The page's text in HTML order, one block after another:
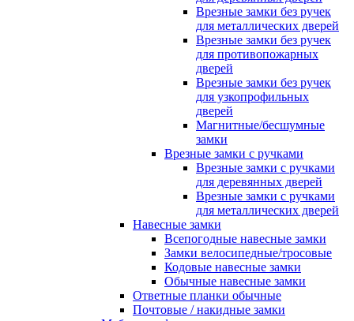
Врезные замки без ручек
для металлических дверей
Врезные замки без ручек
для противопожарных
дверей
Врезные замки без ручек
для узкопрофильных
дверей
Магнитные/бесшумные
замки
Врезные замки с ручками
Врезные замки с ручками
для деревянных дверей
Врезные замки с ручками
для металлических дверей
Навесные замки
Всепогодные навесные замки
Замки велосипедные/тросовые
Кодовые навесные замки
Обычные навесные замки
Ответные планки обычные
Почтовые / накидные замки